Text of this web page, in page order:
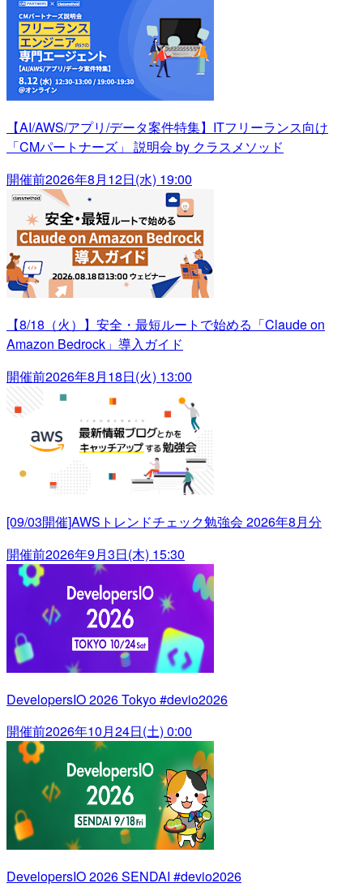
【AI/AWS/アプリ/データ案件特集】ITフリーランス向け
「CMパートナーズ」 説明会 by クラスメソッド
開催前2026年8月12日(水) 19:00
【8/18（火）】安全・最短ルートで始める「Claude on
Amazon Bedrock」導入ガイド
開催前2026年8月18日(火) 13:00
[09/03開催]AWSトレンドチェック勉強会 2026年8月分
開催前2026年9月3日(木) 15:30
DevelopersIO 2026 Tokyo #devio2026
開催前2026年10月24日(土) 0:00
DevelopersIO 2026 SENDAI #devio2026